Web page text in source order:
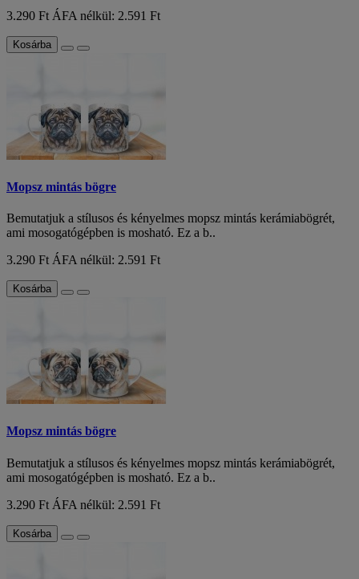
3.290 Ft ÁFA nélkül: 2.591 Ft
Kosárba
Mopsz mintás bögre
Bemutatjuk a stílusos és kényelmes mopsz mintás kerámiabögrét,
ami mosogatógépben is mosható. Ez a b..
3.290 Ft ÁFA nélkül: 2.591 Ft
Kosárba
Mopsz mintás bögre
Bemutatjuk a stílusos és kényelmes mopsz mintás kerámiabögrét,
ami mosogatógépben is mosható. Ez a b..
3.290 Ft ÁFA nélkül: 2.591 Ft
Kosárba